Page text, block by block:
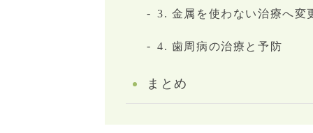
3. 金属を使わない治療へ変
4. 歯周病の治療と予防
まとめ